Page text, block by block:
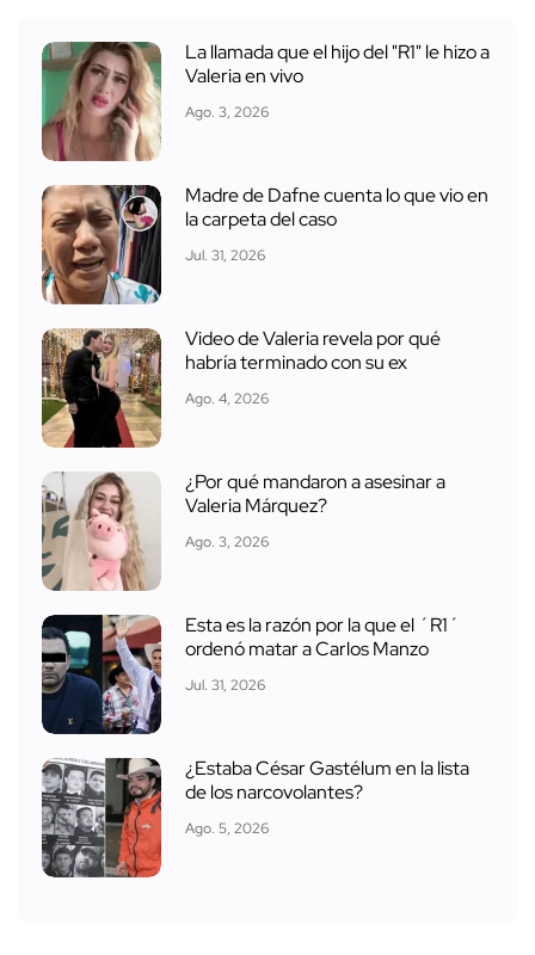
La llamada que el hijo del "R1" le hizo a
Valeria en vivo
Ago. 3, 2026
Madre de Dafne cuenta lo que vio en
la carpeta del caso
Jul. 31, 2026
Video de Valeria revela por qué
habría terminado con su ex
Ago. 4, 2026
¿Por qué mandaron a asesinar a
Valeria Márquez?
Ago. 3, 2026
Esta es la razón por la que el ´R1´
ordenó matar a Carlos Manzo
Jul. 31, 2026
¿Estaba César Gastélum en la lista
de los narcovolantes?
Ago. 5, 2026